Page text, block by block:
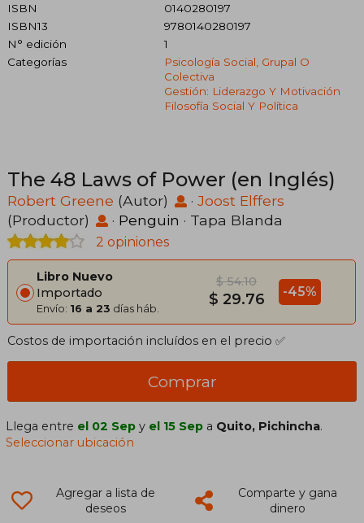
ISBN
0140280197
ISBN13
9780140280197
N° edición
1
Categorías
Psicología Social, Grupal O
Colectiva
Gestión: Liderazgo Y Motivación
Filosofía Social Y Política
The 48 Laws of Power (en Inglés)
Robert Greene (Autor) · Joost Elffers
(Productor)
· Penguin · Tapa Blanda
2 opiniones
Libro Nuevo
Importado
Envío: 16 a 23 días háb.
$ 54.10
$ 29.76 -45%
Costos de importación incluídos en el precio ✅
Comprar
Llega entre el 02 Sep y el 15 Sep a Quito, Pichincha.
Seleccionar ubicación
Agregar a lista de
deseos
Comparte y gana
dinero